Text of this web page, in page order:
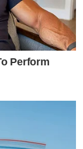
Perform